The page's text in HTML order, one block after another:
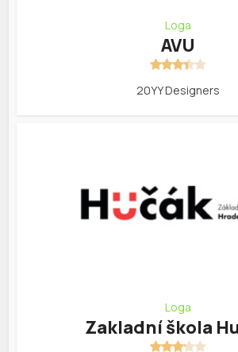
Loga
AVU
20YY Designers
Loga
Zakladní škola